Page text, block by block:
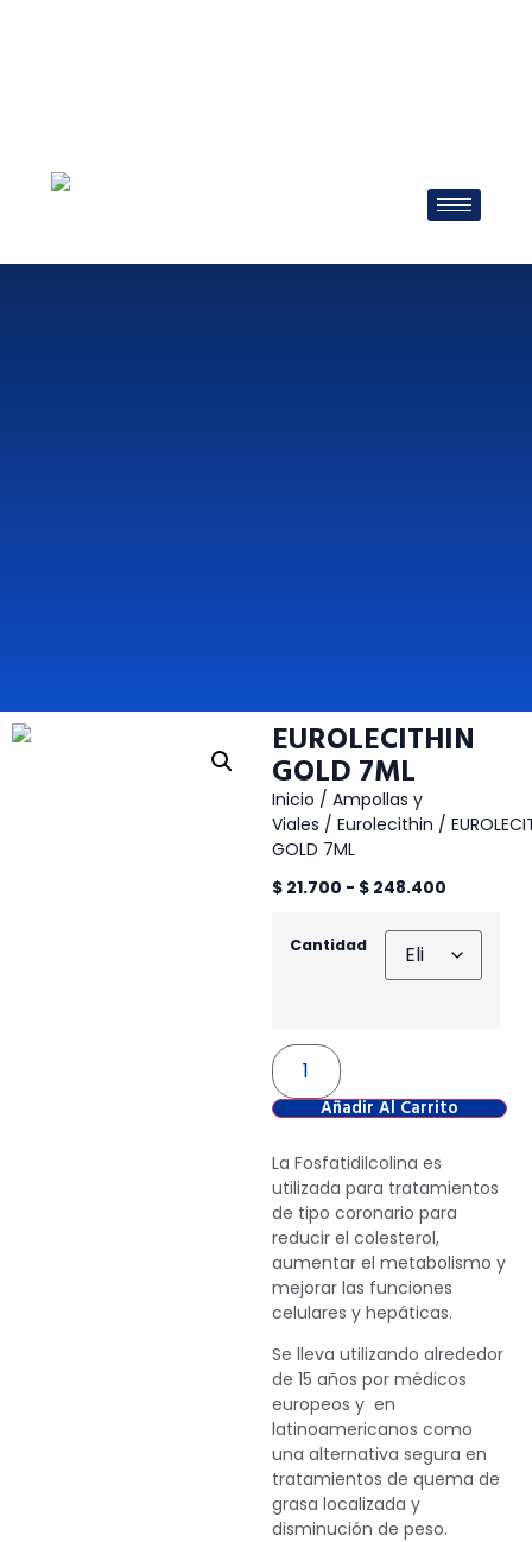
EUROLECITHIN
GOLD 7ML
Inicio / Ampollas y
Viales / Eurolecithin /
GOLD 7ML
$21.700 - $248.400
Cantidad
Añadir Al Carrito
La Fosfatidilcolina es
utilizada para tratamientos
de tipo coronario para
reducir el colesterol,
aumentar el metabolismo y
mejorar las funciones
celulares y hepáticas.
Se lleva utilizando alrededor
de 15 años por médicos
europeos y en
latinoamericanos como
una alternativa segura en
tratamientos de quema de
grasa localizada y
disminución de peso.